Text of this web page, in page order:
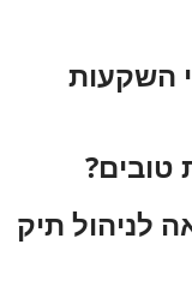
השקעות
לניהול תיק